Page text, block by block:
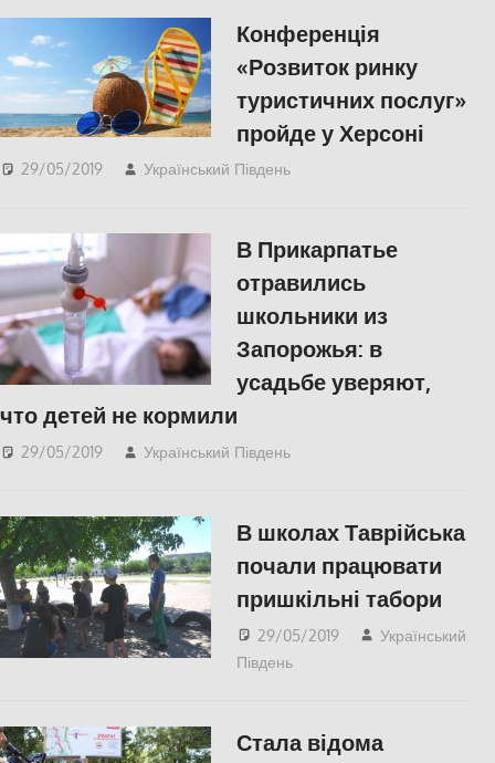
Конференція
«Розвиток ринку
туристичних послуг»
пройде у Херсоні
29/05/2019 Український Південь
В Прикарпатье
отравились
школьники из
Запорожья: в
усадьбе уверяют,
что детей не кормили
29/05/2019 Український Південь
В школах Таврійська
почали працювати
пришкільні табори
29/05/2019
Український
Південь
Стала відома